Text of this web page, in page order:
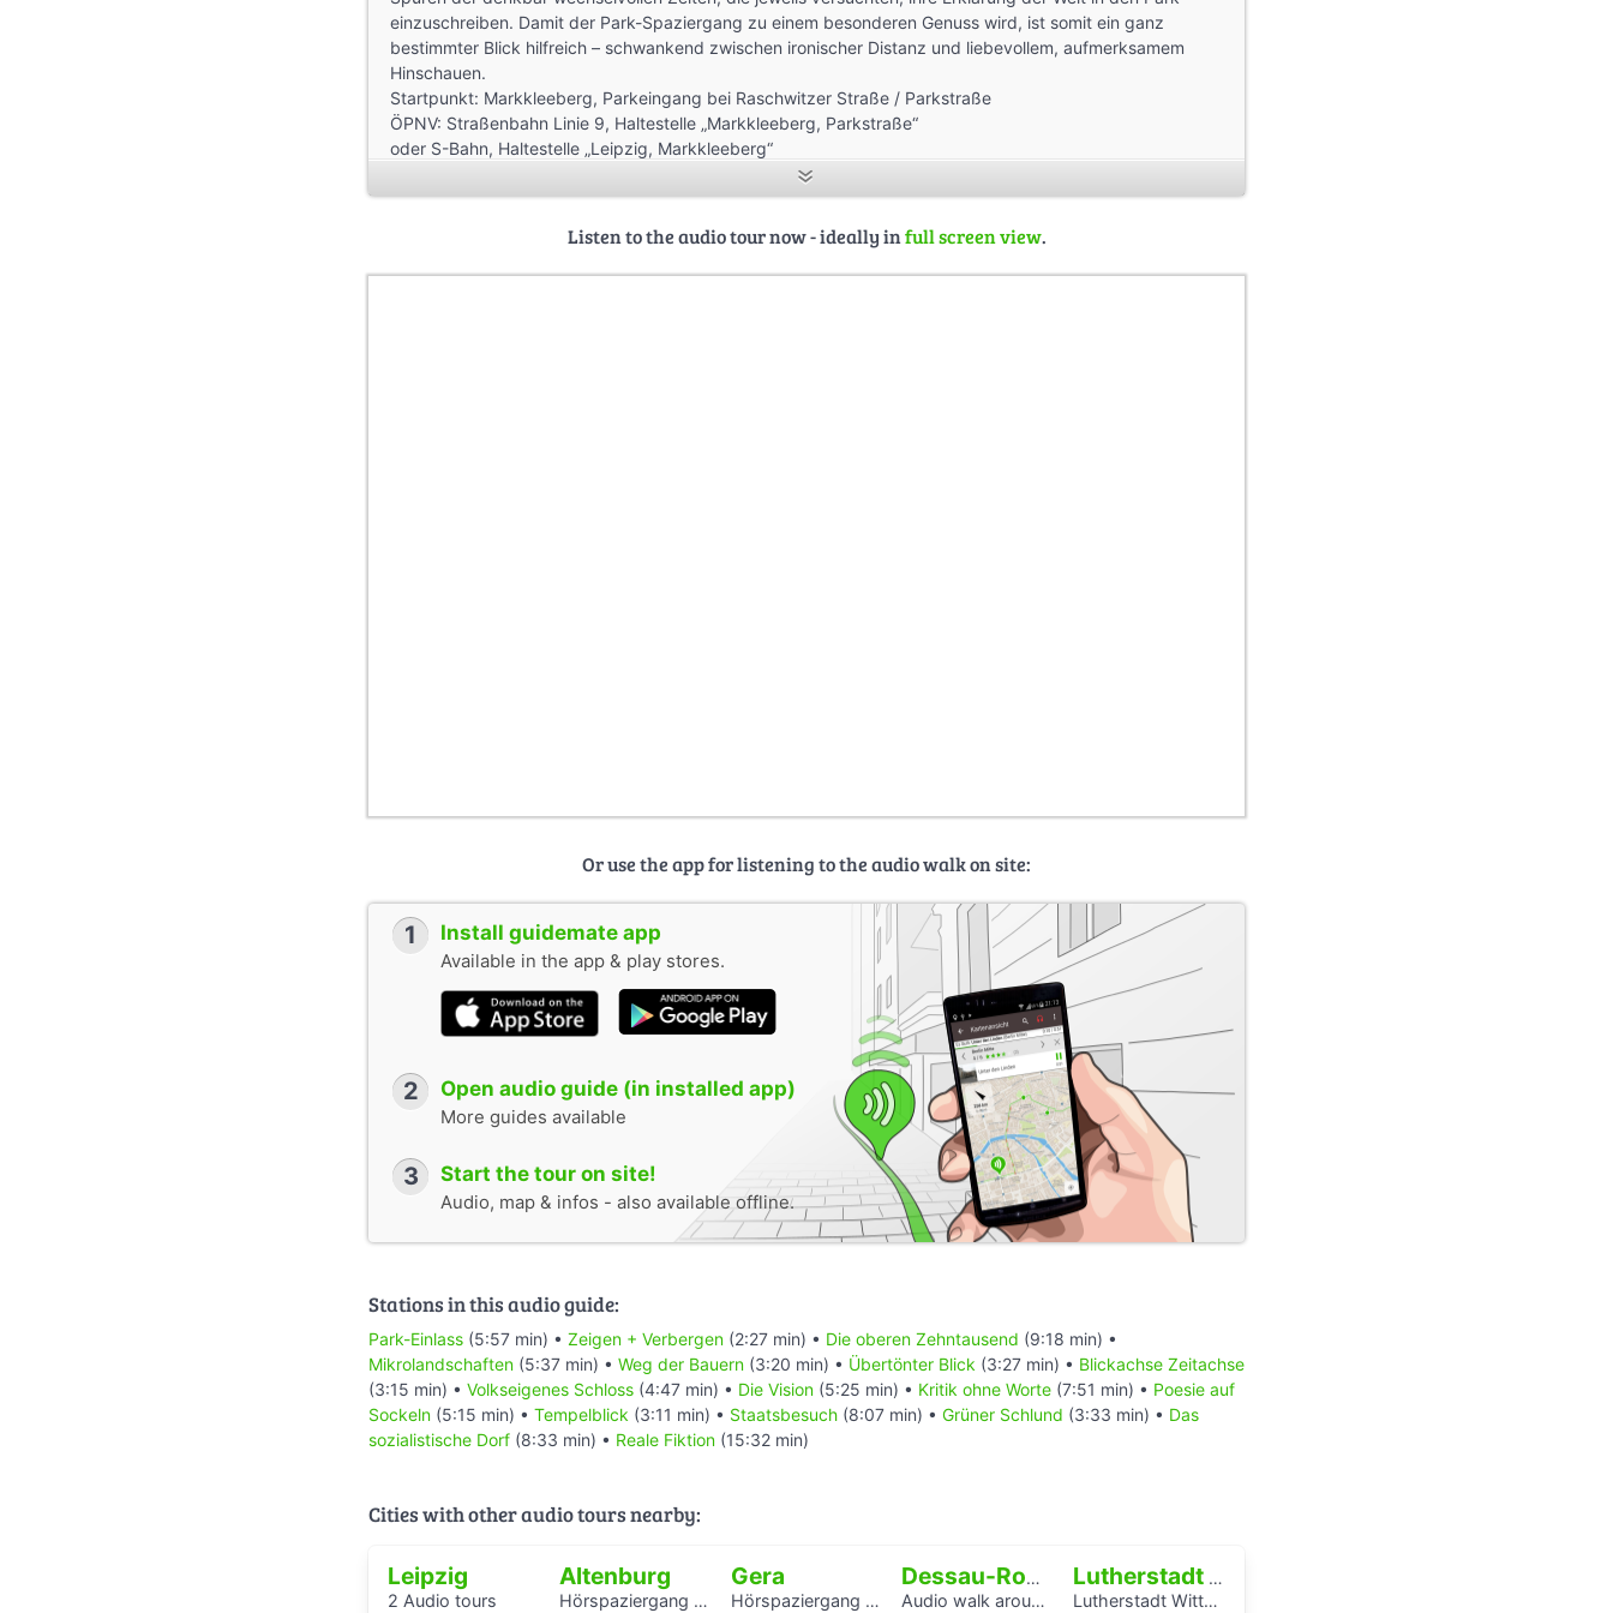
einzu­schreiben. Damit der Park-Spaziergang zu einem besonderen Genuss wird, ist somit ein ganz
bestimmter Blick hilfreich – schwankend zwischen ironischer Distanz und liebe­vollem, aufmerk­samem
Hinschauen.
Startpunkt: Markkleeberg, Parkeingang bei Raschwitzer Straße / Parkstraße
ÖPNV: Straßenbahn Linie 9, Haltestelle „Markkleeberg, Parkstraße“
oder S-Bahn, Haltestelle „Leipzig, Markkleeberg“
Regie & Aufnahmen: Bertram Weisshaar, Atelier Latent; 2014.
Sounds: Marek Brandt: www.marek-brandt.de
Listen to the audio tour now - ideally infull screen view.
Or use the app for listening to the audio walk on site:
1 Install guidemate app
Available in the app & play stores.
2 Open audio guide (in installed app)
More guides available
3 Start the tour on site!
Audio, map & infos - also available offline.
Stations in this audio guide:
Park-Einlass (5:57 min) • Zeigen + Verbergen (2:27 min) • Die oberen Zehntausend (9:18 min) •
Mikrolandschaften (5:37 min) • Weg der Bauern (3:20 min) • Übertönter Blick (3:27 min) • Blickachse Zeitachse
(3:15 min) • Volkseigenes Schloss (4:47 min) • Die Vision (5:25 min) • Kritik ohne Worte (7:51 min) • Poesie auf
Sockeln (5:15 min) • Tempelblick (3:11 min) • Staatsbesuch (8:07 min) • Grüner Schlund (3:33 min) • Das
sozialistische Dorf (8:33 min) • Reale Fiktion (15:32 min)
Cities with other audio tours nearby:
Leipzig
2 Audio tours
Altenburg
Hörspaziergang Jüdische Geschichte in Altenburg
Gera
Hörspaziergang Jüdisches Leben und jüdische Geschichte in Gera
Dessau-Roßlau
Audio walk around the Houses with Balcony Access of the Bauhaus settlement
Lutherstadt Wittenberg
Lutherstadt Wittenberg